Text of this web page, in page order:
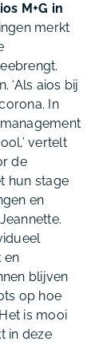
M+G in
merkt
‘Als aios bij
In
vertelt
de
hun stage
en
en
blijven
op hoe
is mooi
in deze